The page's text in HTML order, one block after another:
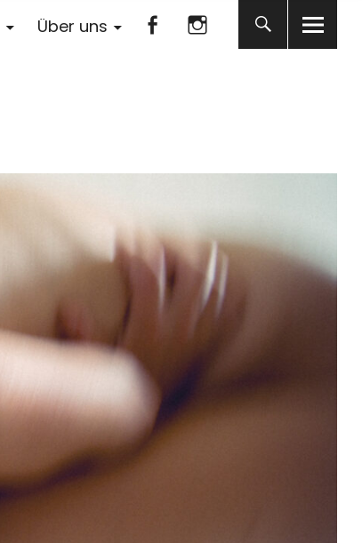
Über uns
FacebookInstagram